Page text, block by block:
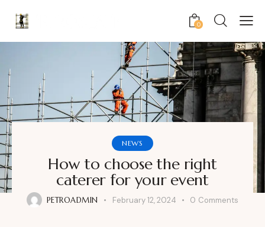
0
NEWS
How to choose the right
caterer for your event
PETROADMIN February 12, 2024 0 Comments